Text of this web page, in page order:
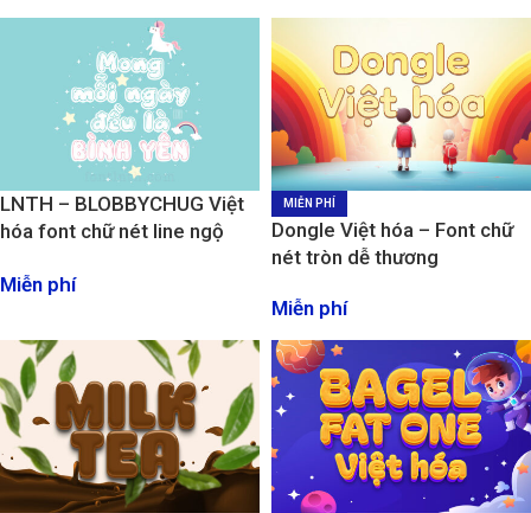
LNTH – BLOBBYCHUG Việt
hóa font chữ nét line ngộ
Miễn phí
MIỄN PHÍ
Dongle Việt hóa – Font chữ
nét tròn dễ thương
Miễn phí